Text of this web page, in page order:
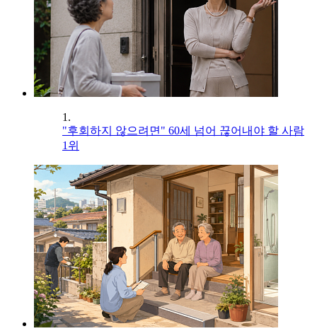
1.
"후회하지 않으려면" 60세 넘어 끊어내야 할 사람
1위